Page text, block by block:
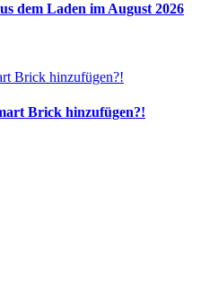
dem Laden im August 2026
Brick hinzufügen?!